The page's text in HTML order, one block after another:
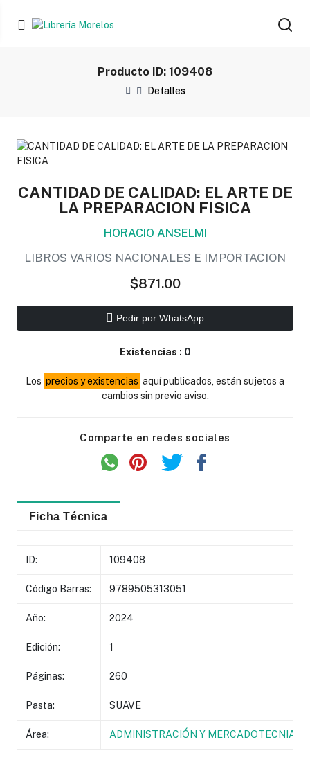
Producto ID: 109408
Detalles
CANTIDAD DE CALIDAD: EL ARTE DE
LA PREPARACION FISICA
HORACIO ANSELMI
LIBROS VARIOS NACIONALES E IMPORTACION
$871.00
Pedir por WhatsApp
Existencias : 0
Los precios y existencias aquí publicados, están sujetos a
cambios sin previo aviso.
Comparte en redes sociales
Ficha Técnica
ID: 109408
Código Barras: 9789505313051
Año: 2024
Edición: 1
Páginas: 260
Pasta: SUAVE
Área: ADMINISTRACIÓN Y MERCADOTECNIA